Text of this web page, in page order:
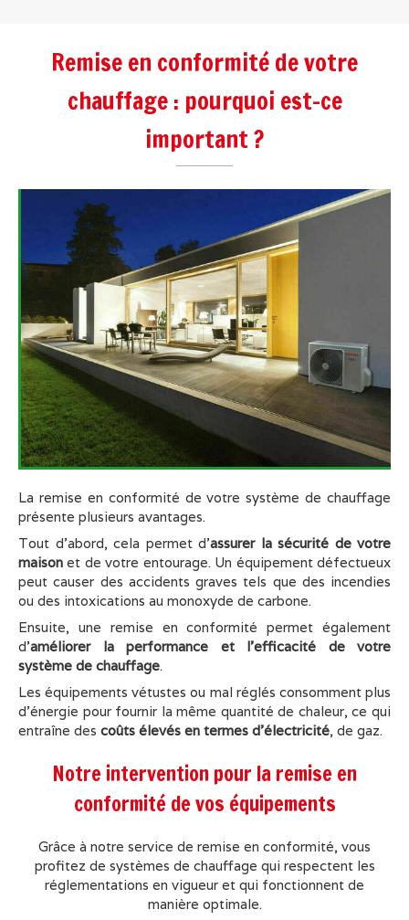
Remise en conformité de votre
chauffage : pourquoi est-ce
important ?
La remise en conformité de votre système de chauffage
présente plusieurs avantages.
Tout d'abord, cela permet d'assurer la sécurité de votre
maison et de votre entourage. Un équipement défectueux
peut causer des accidents graves tels que des incendies
ou des intoxications au monoxyde de carbone.
Ensuite, une remise en conformité permet également
d'améliorer la performance et l'efficacité de votre
système de chauffage.
Les équipements vétustes ou mal réglés consomment plus
d'énergie pour fournir la même quantité de chaleur, ce qui
entraîne des coûts élevés en termes d'électricité, de gaz.
Notre intervention pour la remise en
conformité de vos équipements
Grâce à notre service de remise en conformité, vous
profitez de systèmes de chauffage qui respectent les
réglementations en vigueur et qui fonctionnent de
manière optimale.